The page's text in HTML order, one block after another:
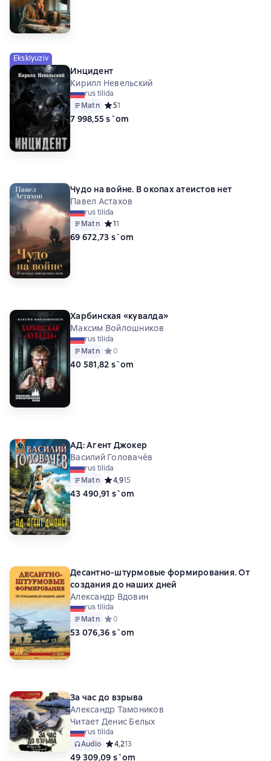
Eksklyuziv
Инцидент
Кирилл Невельский
rus tilida
Matn Средний рейтинг 5 на основе 1 оценок
51
7 998,55 s`om
Чудо на войне. В окопах атеистов нет
Павел Астахов
rus tilida
Matn Средний рейтинг 1 на основе 1 оценок
11
69 672,73 s`om
Харбинская «кувалда»
Максим Войлошников
rus tilida
Matn Средний рейтинг 0 на основе 0 оценок
0
40 581,82 s`om
АД: Агент Джокер
Василий Головачёв
rus tilida
Matn Средний рейтинг 4,9 на основе 15 оценок
4,915
43 490,91 s`om
Десантно-штурмовые формирования. От
создания до наших дней
Александр Вдовин
rus tilida
Matn Средний рейтинг 0 на основе 0 оценок
0
53 076,36 s`om
За час до взрыва
Александр Тамоников
Читает Денис Белых
rus tilida
Audio Средний рейтинг 4,2 на основе 13 оценок
4,213
49 309,09 s`om